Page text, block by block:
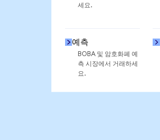
세요.
예측
BOBA 및 암호화폐 예
측 시장에서 거래하세
요.